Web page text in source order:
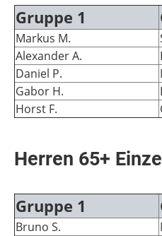
Gruppe 1
Markus M.
Alexander A.
Daniel P.
Gabor H.
Horst F.
Herren 65+ Einzel
Gruppe 1
Bruno S.